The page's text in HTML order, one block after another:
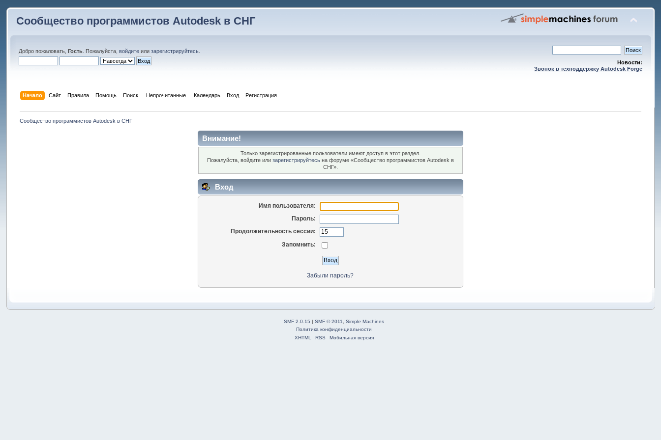
Сообщество программистов Autodesk в СНГ
Добро пожаловать,Гость . Пожалуйста,войдите илизарегистрируйтесь
Новости:
Звонок в техподдержку Autodesk Forge
Начало Сайт Правила Помощь Поиск Непрочитанные Календарь Вход Регистрация
Сообщество программистов Autodesk в СНГ
Внимание!
Только зарегистрированные пользователи имеют доступ в этот раздел.
Пожалуйста, войдите или зарегистрируйтесьна форуме «Сообщество программистов Autodesk в
СНГ».
Вход
Имя пользователя:
Пароль:
Продолжительность сессии:
Запомнить:
Забыли пароль?
SMF 2.0.15 |SMF © 2011 ,Simple Machines
Политика конфиденциальности
XHTML
RSS Мобильная версия